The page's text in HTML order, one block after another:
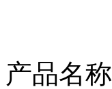
产品名称